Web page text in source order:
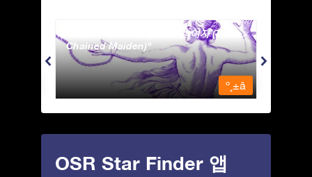
Andromeda - 사슬에 묶인 여자 (The
Chained Maiden)
º¸±â
OSR Star Finder 앱